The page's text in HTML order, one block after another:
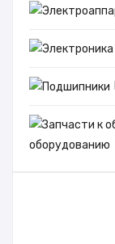
оборудованию